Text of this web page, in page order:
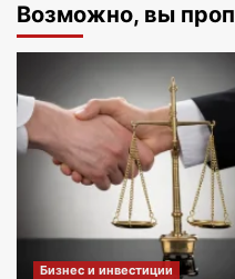
Возможно, вы
Бизнес и инвестиции